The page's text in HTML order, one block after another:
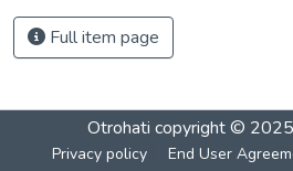
Full item page
Otrohati copyright ©
Privacy policy End User